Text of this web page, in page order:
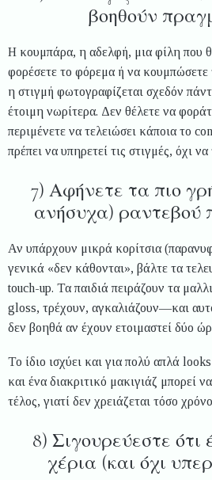
βοηθούν
Η κουμπάρα, η αδελφή, μια φίλη που
φορέσετε το φόρεμα ή να κουμπώσετε
η στιγμή φωτογραφίζεται σχεδόν
έτοιμη νωρίτερα. Δεν θέλετε να
περιμένετε να τελειώσει κάποια το
πρέπει να υπηρετεί τις στιγμές, όχι να
7) Αφήνετε τα πιο
ανήσυχα) ραντεβού
Αν υπάρχουν μικρά κορίτσια
γενικά «δεν κάθονται», βάλτε τα
touch-up. Τα παιδιά πειράζουν τα
gloss, τρέχουν, αγκαλιάζουν—και
δεν βοηθά αν έχουν ετοιμαστεί δύο
Το ίδιο ισχύει και για πολύ απλά
και ένα διακριτικό μακιγιάζ μπορεί
τέλος, γιατί δεν χρειάζεται τόσο
8) Σιγουρεύεστε ότι
χέρια (και όχι